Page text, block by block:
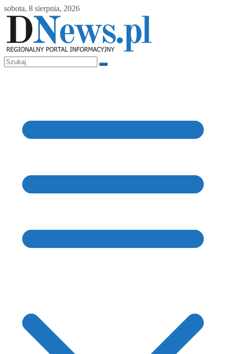
Skip
to
sobota, 8 sierpnia, 2026